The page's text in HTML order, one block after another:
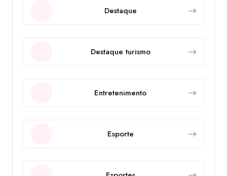
Destaque
Destaque turismo
Entretenimento
Esporte